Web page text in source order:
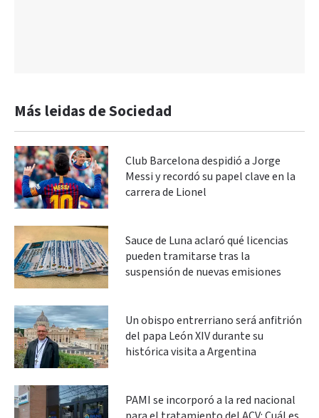
Más leidas de Sociedad
Club Barcelona despidió a Jorge
Messi y recordó su papel clave en la
carrera de Lionel
Sauce de Luna aclaró qué licencias
pueden tramitarse tras la
suspensión de nuevas emisiones
Un obispo entrerriano será anfitrión
del papa León XIV durante su
histórica visita a Argentina
PAMI se incorporó a la red nacional